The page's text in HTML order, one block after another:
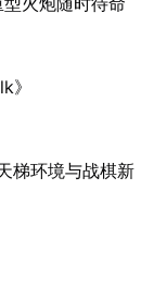
》
梯环境与战棋新